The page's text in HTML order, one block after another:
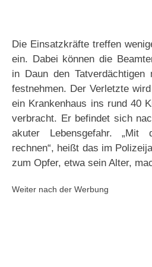
Die Einsatzkräfte treffen
ein. Dabei können die
in Daun den
festnehmen. Der Verletzte
ein Krankenhaus ins rund 40
verbracht. Er befindet sich
akuter Lebensgefahr.
rechnen“, heißt das im
zum Opfer, etwa sein Alter,
Weiter nach der Werbung